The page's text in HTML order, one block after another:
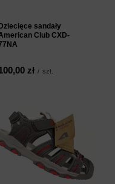
Dziecięce sandały
Club CXD-
zł / szt.